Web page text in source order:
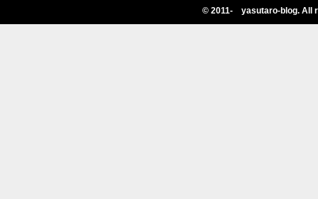
© 2011- yasutaro-blog. All